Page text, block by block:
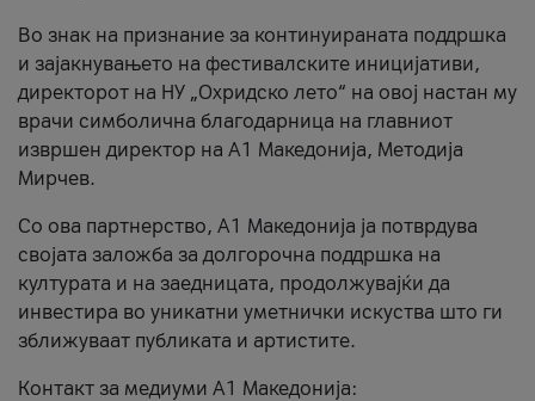
Во знак на признание за континуираната поддршка
и зајакнувањето на фестивалските иницијативи,
директорот на НУ „Охридско лето“ на овој настан му
врачи симболична благодарница на главниот
извршен директор на A1 Македонија, Методија
Мирчев.
Со ова партнерство, A1 Македонија ја потврдува
својата заложба за долгорочна поддршка на
културата и на заедницата, продолжувајќи да
инвестира во уникатни уметнички искуства што ги
зближуваат публиката и артистите.
Контакт за медиуми А1 Македонија: